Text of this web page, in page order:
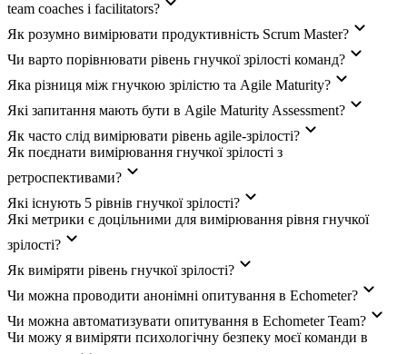
team coaches і facilitators?
Як розумно вимірювати продуктивність Scrum Master?
Чи варто порівнювати рівень гнучкої зрілості команд?
Яка різниця між гнучкою зрілістю та Agile Maturity?
Які запитання мають бути в Agile Maturity Assessment?
Як часто слід вимірювати рівень agile-зрілості?
Як поєднати вимірювання гнучкої зрілості з
ретроспективами?
Які існують 5 рівнів гнучкої зрілості?
Які метрики є доцільними для вимірювання рівня гнучкої
зрілості?
Як виміряти рівень гнучкої зрілості?
Чи можна проводити анонімні опитування в Echometer?
Чи можна автоматизувати опитування в Echometer Team?
Чи можу я виміряти психологічну безпеку моєї команди в